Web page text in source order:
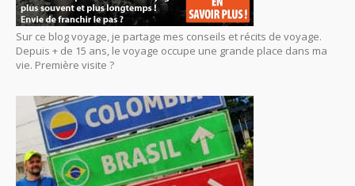
Sur ce blog voyage, je partage mes conseils et récits de voyage.
Depuis + de 15 ans, le voyage occupe une grande place dans ma
vie. Première visite ?